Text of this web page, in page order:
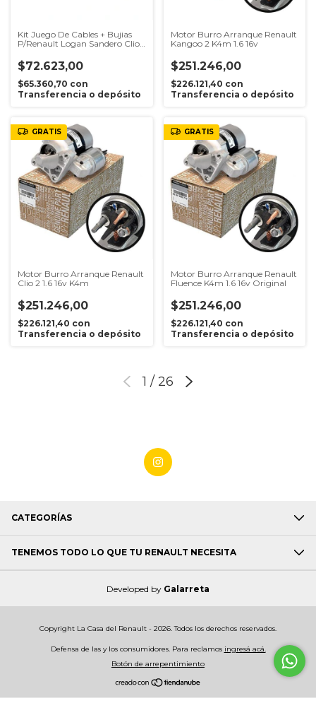
Kit Juego De Cables + Bujias
P/Renault Logan Sandero Clio
$72.623,00
$65.360,70 con
Transferencia o depósito
Motor Burro Arranque Renault
Kangoo 2 K4m 1.6 16v
$251.246,00
$226.121,40 con
Transferencia o depósito
GRATIS
Motor Burro Arranque Renault
Clio 2 1.6 16v K4m
$251.246,00
$226.121,40 con
Transferencia o depósito
GRATIS
Motor Burro Arranque Renault
Fluence K4m 1.6 16v Original
$251.246,00
$226.121,40 con
Transferencia o depósito
1 / 26
CATEGORÍAS
TENEMOS TODO LO QUE TU RENAULT NECESITA
Developed by Galarreta
Copyright La Casa del Renault - 2026. Todos los derechos reservados.
Defensa de las y los consumidores. Para reclamos ingresá acá.
Botón de arrepentimiento